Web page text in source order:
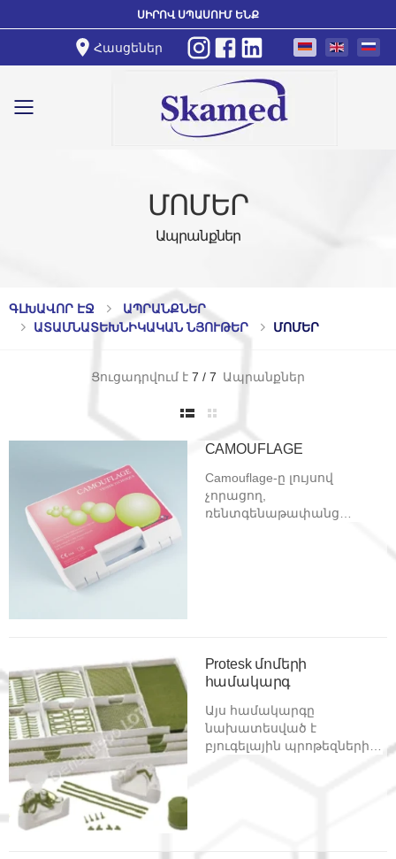
ՍԻՐՈՎ ՍՊԱՍՈՒՄ ԵՆՔ
Հասցեներ
Toggle mobile menu
ՄՈՄԵՐ
Ապրանքներ
ԳԼԽԱՎՈՐ ԷՋ
ԱՊՐԱՆՔՆԵՐ
ԱՏԱՄՆԱՏԵԽՆԻԿԱԿԱՆ ՆՅՈՒԹԵՐ
ՄՈՄԵՐ
Ցուցադրվում է 7 / 7 Ապրանքներ
CAMOUFLAGE
Camouflage-ը լույսով
չորացող,
ռենտգենաթափանց
շնորհիվ հնարավոր է
մակերեսն իդեալական
փայլեցնել:
Protesk մոմերի
համակարգ
Այս համակարգը
նախատեսված է
բյուգելային պրոթեզների